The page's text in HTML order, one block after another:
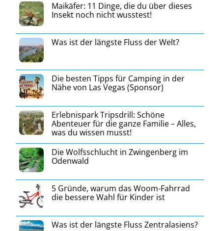
Maikäfer: 11 Dinge, die du über dieses
Insekt noch nicht wusstest!
Was ist der längste Fluss der Welt?
Die besten Tipps für Camping in der
Nähe von Las Vegas (Sponsor)
Erlebnispark Tripsdrill: Schöne
Abenteuer für die ganze Familie – Alles,
was du wissen musst!
Die Wolfsschlucht in Zwingenberg im
Odenwald
5 Gründe, warum das Woom-Fahrrad
die bessere Wahl für Kinder ist
Was ist der längste Fluss Zentralasiens?